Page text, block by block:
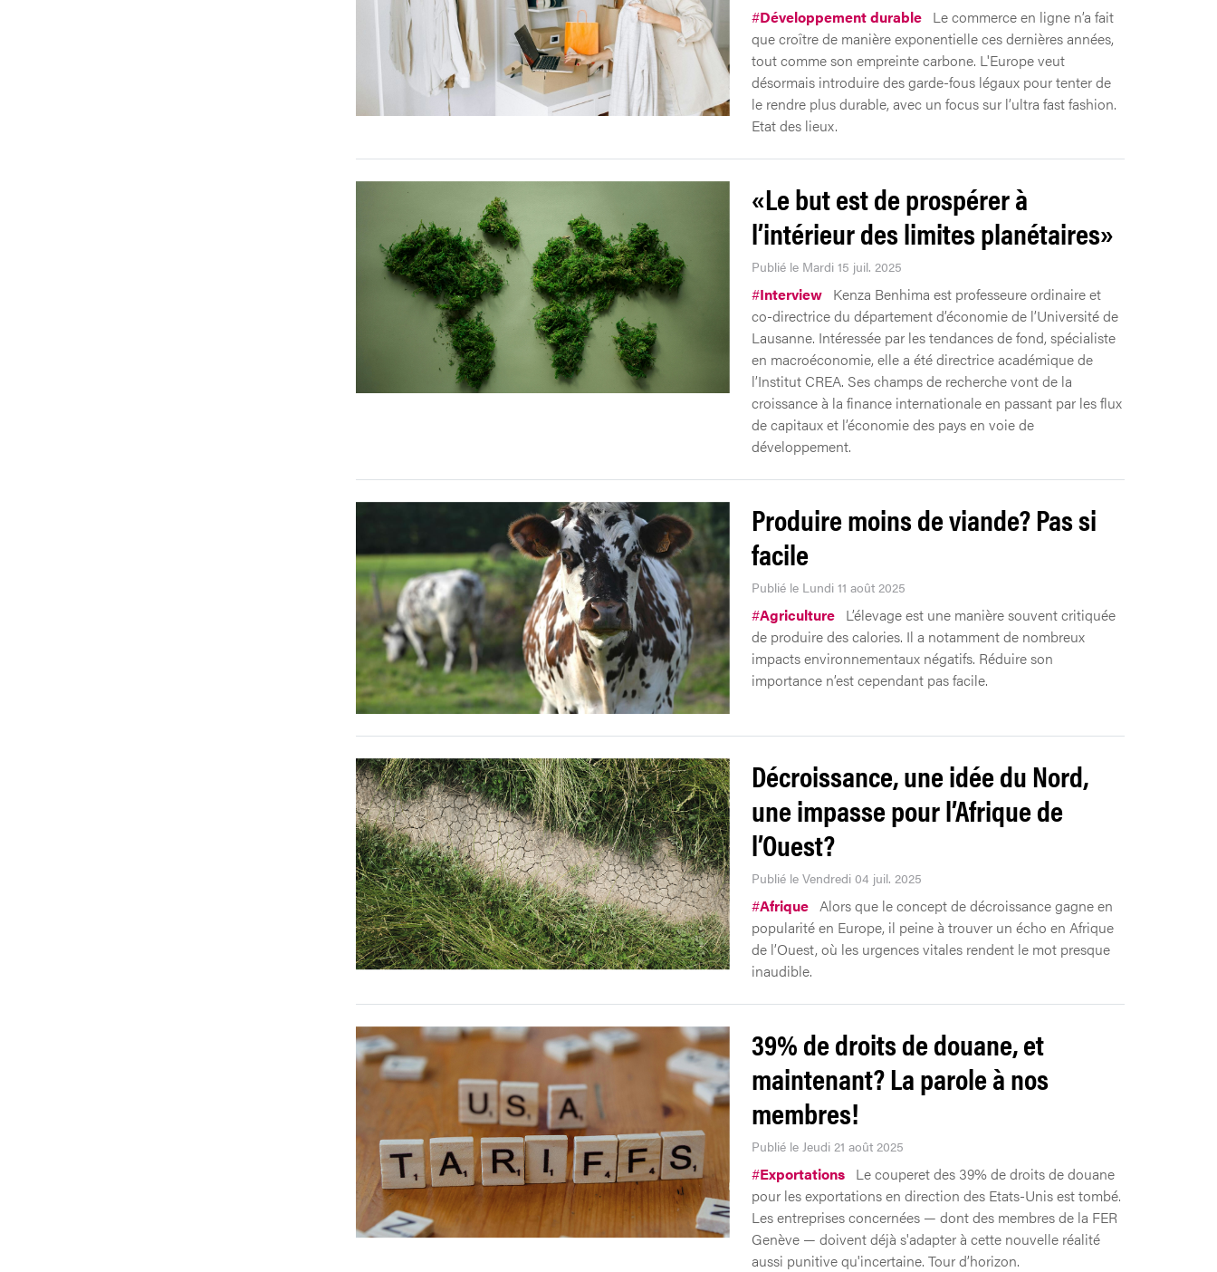
#Développement durable Le commerce en ligne n’a fait
que croître de manière exponentielle ces dernières années,
tout comme son empreinte carbone. L'Europe veut
désormais introduire des garde-fous légaux pour tenter de
le rendre plus durable, avec un focus sur l’ultra fast fashion.
Etat des lieux.
«Le but est de prospérer à
l’intérieur des limites planétaires»
Publié le Mardi 15 juil. 2025
#Interview Kenza Benhima est professeure ordinaire et
co-directrice du département d’économie de l’Université de
Lausanne. Intéressée par les tendances de fond, spécialiste
en macroéconomie, elle a été directrice académique de
l’Institut CREA. Ses champs de recherche vont de la
croissance à la finance internationale en passant par les flux
de capitaux et l’économie des pays en voie de
développement.
Produire moins de viande? Pas si
facile
Publié le Lundi 11 août 2025
#Agriculture L’élevage est une manière souvent critiquée
de produire des calories. Il a notamment de nombreux
impacts environnementaux négatifs. Réduire son
importance n’est cependant pas facile.
Décroissance, une idée du Nord,
une impasse pour l’Afrique de
l’Ouest?
Publié le Vendredi 04 juil. 2025
#Afrique Alors que le concept de décroissance gagne en
popularité en Europe, il peine à trouver un écho en Afrique
de l’Ouest, où les urgences vitales rendent le mot presque
inaudible.
39% de droits de douane, et
maintenant? La parole à nos
membres!
Publié le Jeudi 21 août 2025
#Exportations Le couperet des 39% de droits de douane
pour les exportations en direction des Etats-Unis est tombé.
Les entreprises concernées — dont des membres de la FER
Genève — doivent déjà s'adapter à cette nouvelle réalité
aussi punitive qu'incertaine. Tour d’horizon.